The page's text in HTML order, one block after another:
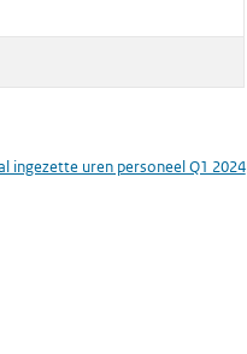
ingezette uren personeel Q1 2024